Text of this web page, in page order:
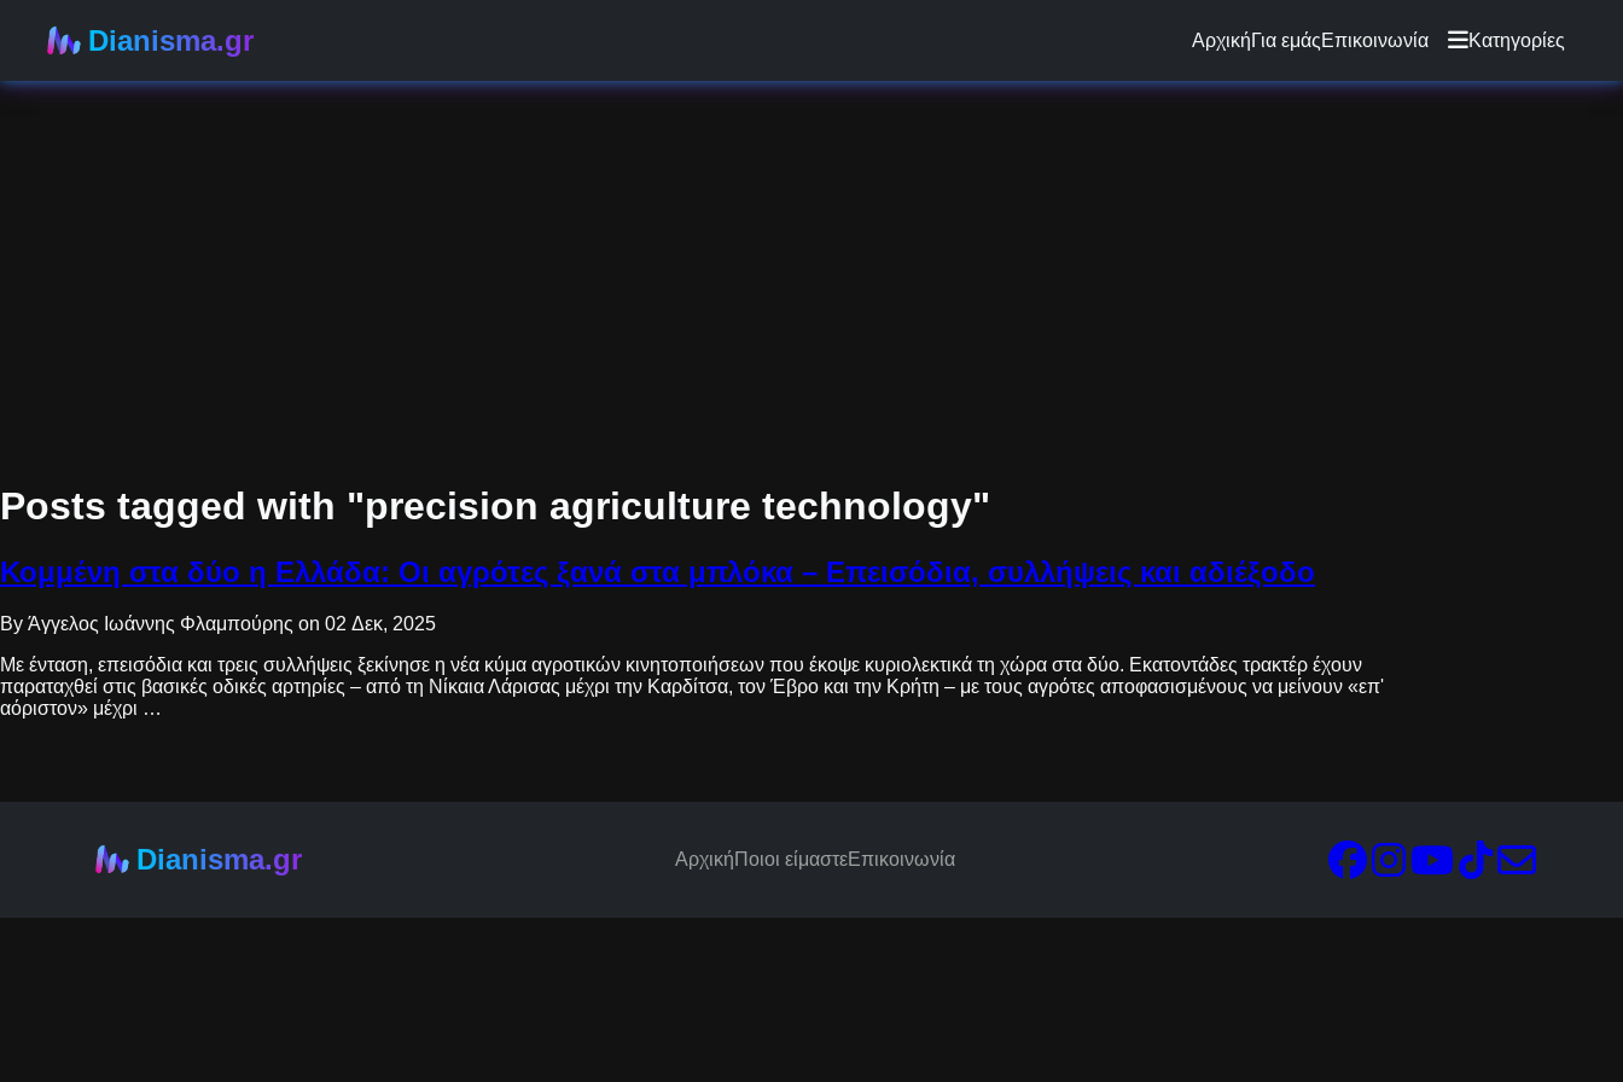
Dianisma.gr ΑρχικήΓια εμάςΕπικοινωνία Κατηγορίες
Posts tagged with "precision agriculture technology"
Κομμένη στα δύο η Ελλάδα: Οι αγρότες ξανά στα μπλόκα – Επεισόδια, συλλήψεις και αδιέξοδο
By Άγγελος Ιωάννης Φλαμπούρης on 02 Δεκ, 2025
Με ένταση, επεισόδια και τρεις συλλήψεις ξεκίνησε η νέα κύμα αγροτικών κινητοποιήσεων που έκοψε κυριολεκτικά τη χώρα στα δύο. Εκατοντάδες τρακτέρ έχουν
παραταχθεί στις βασικές οδικές αρτηρίες – από τη Νίκαια Λάρισας μέχρι την Καρδίτσα, τον Έβρο και την Κρήτη – με τους αγρότες αποφασισμένους να μείνουν «επ'
αόριστον» μέχρι …
Dianisma.gr ΑρχικήΠοιοι είμαστεΕπικοινωνία